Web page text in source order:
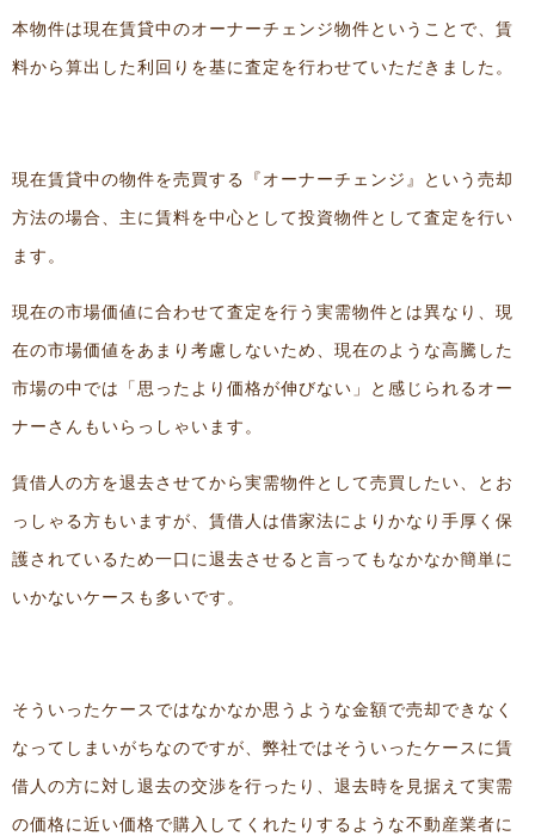
本物件は現在賃貸中のオーナーチェンジ物件ということで、賃
料から算出した利回りを基に査定を行わせていただきました。
現在賃貸中の物件を売買する『オーナーチェンジ』という売却
方法の場合、主に賃料を中心として投資物件として査定を行い
ます。
現在の市場価値に合わせて査定を行う実需物件とは異なり、現
在の市場価値をあまり考慮しないため、現在のような高騰した
市場の中では「思ったより価格が伸びない」と感じられるオー
ナーさんもいらっしゃいます。
賃借人の方を退去させてから実需物件として売買したい、とお
っしゃる方もいますが、賃借人は借家法によりかなり手厚く保
護されているため一口に退去させると言ってもなかなか簡単に
いかないケースも多いです。
そういったケースではなかなか思うような金額で売却できなく
なってしまいがちなのですが、弊社ではそういったケースに賃
借人の方に対し退去の交渉を行ったり、退去時を見据えて実需
の価格に近い価格で購入してくれたりするような不動産業者に